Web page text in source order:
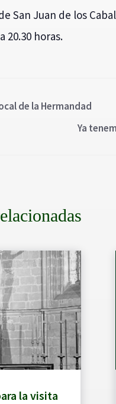
San Juan de los
20.30 horas.
de la Hermandad
Ya
la visita